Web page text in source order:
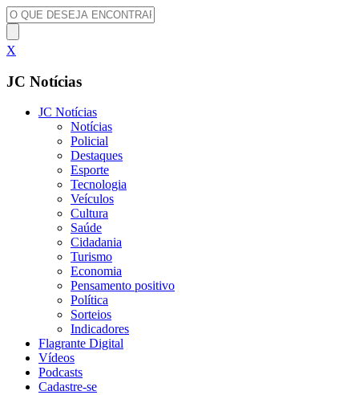
X
JC Notícias
JC Notícias
Notícias
Policial
Destaques
Esporte
Tecnologia
Veículos
Cultura
Saúde
Cidadania
Turismo
Economia
Pensamento positivo
Política
Sorteios
Indicadores
Flagrante Digital
Vídeos
Podcasts
Cadastre-se